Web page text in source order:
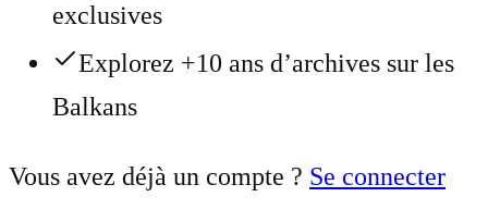
exclusives
Explorez +10 ans d’archives sur les
Balkans
Vous avez déjà un compte ? Se connecter